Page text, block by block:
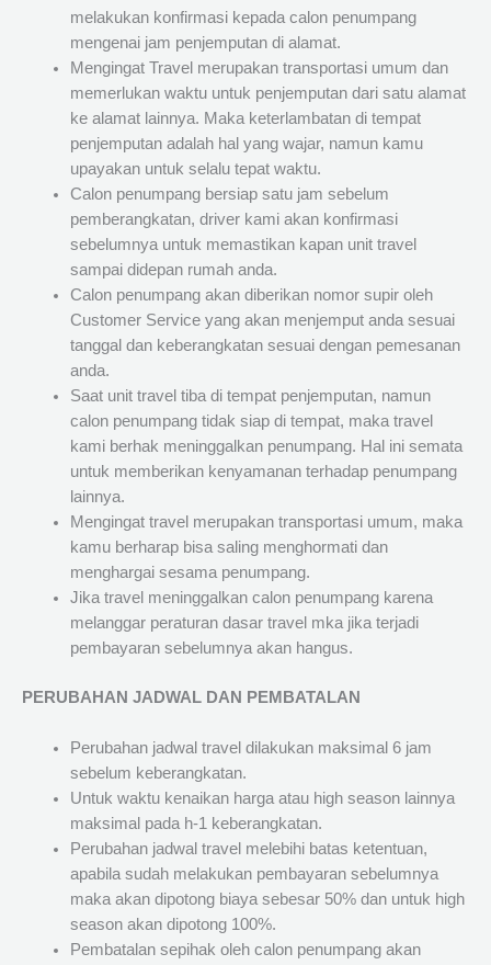
melakukan konfirmasi kepada calon penumpang
mengenai jam penjemputan di alamat.
Mengingat Travel merupakan transportasi umum dan
memerlukan waktu untuk penjemputan dari satu alamat
ke alamat lainnya. Maka keterlambatan di tempat
penjemputan adalah hal yang wajar, namun kamu
upayakan untuk selalu tepat waktu.
Calon penumpang bersiap satu jam sebelum
pemberangkatan, driver kami akan konfirmasi
sebelumnya untuk memastikan kapan unit travel
sampai didepan rumah anda.
Calon penumpang akan diberikan nomor supir oleh
Customer Service yang akan menjemput anda sesuai
tanggal dan keberangkatan sesuai dengan pemesanan
anda.
Saat unit travel tiba di tempat penjemputan, namun
calon penumpang tidak siap di tempat, maka travel
kami berhak meninggalkan penumpang. Hal ini semata
untuk memberikan kenyamanan terhadap penumpang
lainnya.
Mengingat travel merupakan transportasi umum, maka
kamu berharap bisa saling menghormati dan
menghargai sesama penumpang.
Jika travel meninggalkan calon penumpang karena
melanggar peraturan dasar travel mka jika terjadi
pembayaran sebelumnya akan hangus.
PERUBAHAN JADWAL DAN PEMBATALAN
Perubahan jadwal travel dilakukan maksimal 6 jam
sebelum keberangkatan.
Untuk waktu kenaikan harga atau high season lainnya
maksimal pada h-1 keberangkatan.
Perubahan jadwal travel melebihi batas ketentuan,
apabila sudah melakukan pembayaran sebelumnya
maka akan dipotong biaya sebesar 50% dan untuk high
season akan dipotong 100%.
Pembatalan sepihak oleh calon penumpang akan